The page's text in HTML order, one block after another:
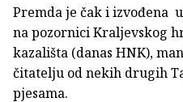
Premda je čak i izvođena
na pozornici Kraljevskog
kazališta (danas HNK),
čitatelju od nekih drugih
pjesama.